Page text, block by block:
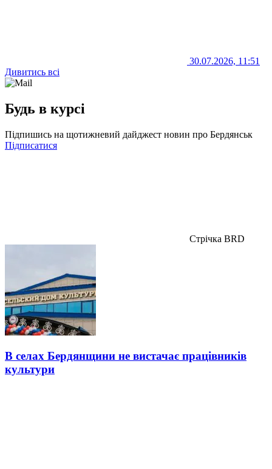
30.07.2026, 11:51
Дивитись всі
Будь в курсі
Підпишись на щотижневий дайджест новин про Бердянськ
Підписатися
Стрічка BRD
В селах Бердянщини не вистачає працівників
культури